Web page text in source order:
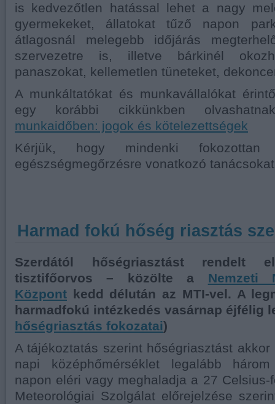
is kedvezőtlen hatással lehet a nagy
gyermekeket, állatokat tűző napon
átlagosnál melegebb időjárás
szervezetre is, illetve bárkinél
panaszokat, kellemetlen tüneteket,
A munkáltatókat és munkavállalókat
egy korábbi cikkünkben
munkaidőben: jogok és kötelezettségek
Kérjük, hogy mindenki
egészségmegőrzésre vonatkozó
Harmad fokú hőség riasztás
Szerdától hőségriasztást rendelt
tisztifőorvos – közölte a Nemzeti
Központ kedd délután az MTI-vel. A
harmadfokú intézkedés vasárnap éjfélig
hőségriasztás fokozatai)
A tájékoztatás szerint hőségriasztást
napi középhőmérséklet legalább
napon eléri vagy meghaladja a 27 Celsius-
Meteorológiai Szolgálat előrejelzése